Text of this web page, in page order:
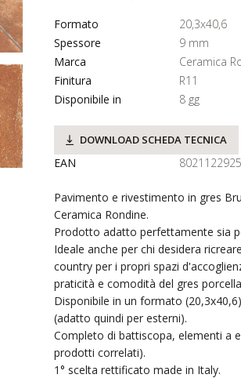
Formato
20,3x40,6
Spessore
9 mm
Marca
Ceramica
Finitura
R11
Disponibile in
8 gg
DOWNLOAD SCHEDA TECNICA
EAN
Pavimento e rivestimento in gres
Ceramica Rondine.
Prodotto adatto perfettamente sia
Ideale anche per chi desidera
country per i propri spazi
praticità e comodità del gres
Disponibile in un formato
(adatto quindi per esterni).
Completo di battiscopa, elementi a
prodotti correlati).
1° scelta rettificato made in Italy.